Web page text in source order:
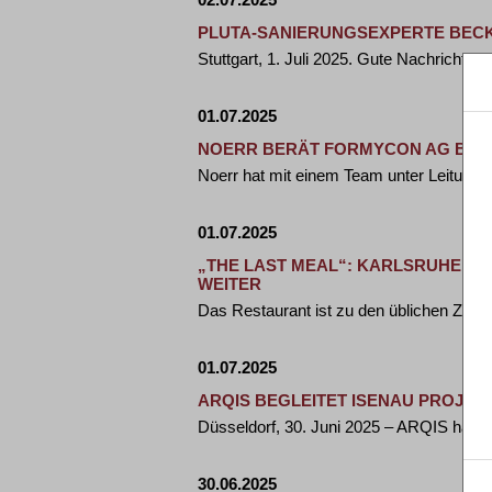
PLUTA-SANIERUNGSEXPERTE
Stuttgart, 1. Juli 2025. Gute
01.07.2025
NOERR BERÄT FORMYCON AG BEI
Noerr hat mit einem Team unter
01.07.2025
„THE LAST MEAL“: KARLSRUHER
WEITER
Das Restaurant ist zu den üblichen
01.07.2025
ARQIS BEGLEITET ISENAU
Düsseldorf, 30. Juni 2025 – ARQIS hat
30.06.2025